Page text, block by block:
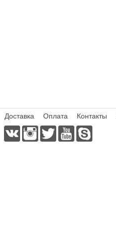
Доставка Оплата Контакты